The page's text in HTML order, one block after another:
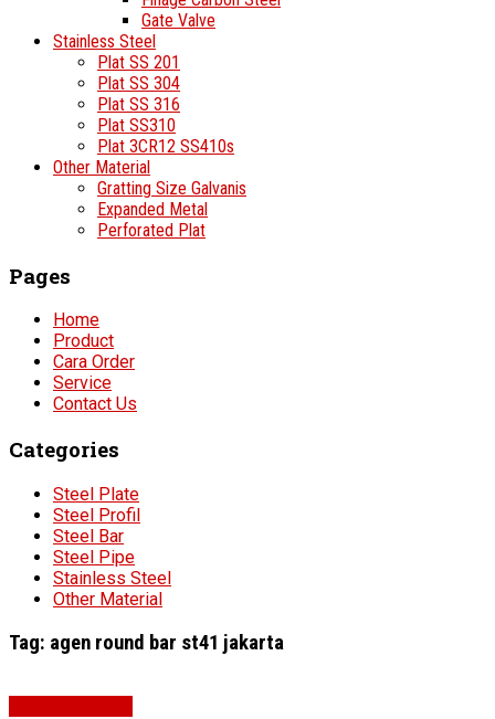
Gate Valve
Stainless Steel
Plat SS 201
Plat SS 304
Plat SS 316
Plat SS310
Plat 3CR12 SS410s
Other Material
Gratting Size Galvanis
Expanded Metal
Perforated Plat
Pages
Home
Product
Cara Order
Service
Contact Us
Categories
Steel Plate
Steel Profil
Steel Bar
Steel Pipe
Stainless Steel
Other Material
Tag: agen round bar st41 jakarta